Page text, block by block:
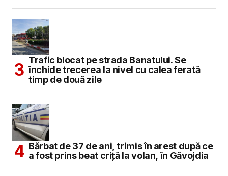
Trafic blocat pe strada Banatului. Se
închide trecerea la nivel cu calea ferată
timp de două zile
Bărbat de 37 de ani, trimis în arest după ce
a fost prins beat criță la volan, în Găvojdia